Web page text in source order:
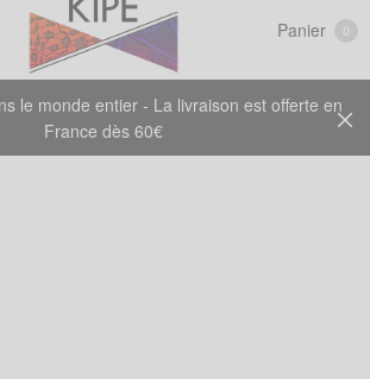
le monde entier - La livraison est offerte en
France dès 60€
Panier